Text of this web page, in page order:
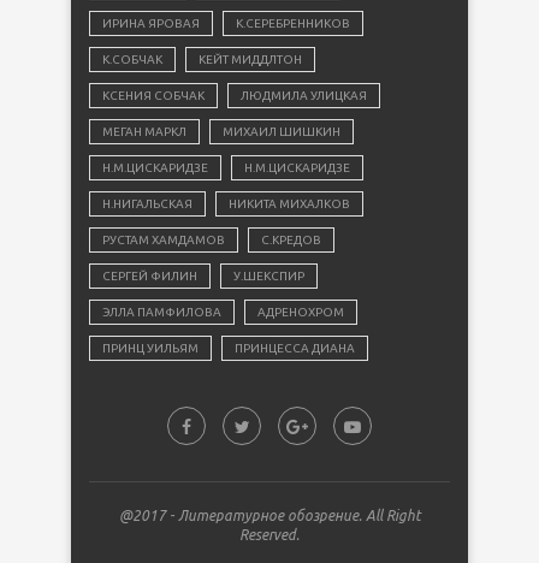
ИРИНА ЯРОВАЯ К.СЕРЕБРЕННИКОВ
К.СОБЧАК КЕЙТ МИДДЛТОН
КСЕНИЯ СОБЧАК ЛЮДМИЛА УЛИЦКАЯ
МЕГАН МАРКЛ МИХАИЛ ШИШКИН
Н.М.ЦИСКАРИДЗЕ Н.М.ЦИСКАРИДЗЕ
Н.НИГАЛЬСКАЯ НИКИТА МИХАЛКОВ
РУСТАМ ХАМДАМОВ С.КРЕДОВ
СЕРГЕЙ ФИЛИН У.ШЕКСПИР
ЭЛЛА ПАМФИЛОВА АДРЕНОХРОМ
ПРИНЦ УИЛЬЯМ ПРИНЦЕССА ДИАНА
@2017 - Литературное обозрение. All Right
Reserved.